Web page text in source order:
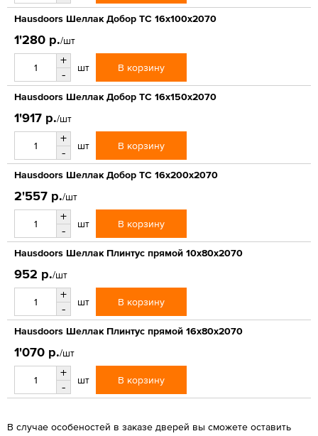
Hausdoors Шеллак Добор ТС 16x100x2070
1'280 р./шт
+
-
шт В корзину
Hausdoors Шеллак Добор ТС 16x150x2070
1'917 р./шт
+
-
шт В корзину
Hausdoors Шеллак Добор ТС 16x200x2070
2'557 р./шт
+
-
шт В корзину
Hausdoors Шеллак Плинтус прямой 10x80x2070
952 р./шт
+
-
шт В корзину
Hausdoors Шеллак Плинтус прямой 16x80x2070
1'070 р./шт
+
-
шт В корзину
В случае особеностей в заказе дверей вы сможете оставить